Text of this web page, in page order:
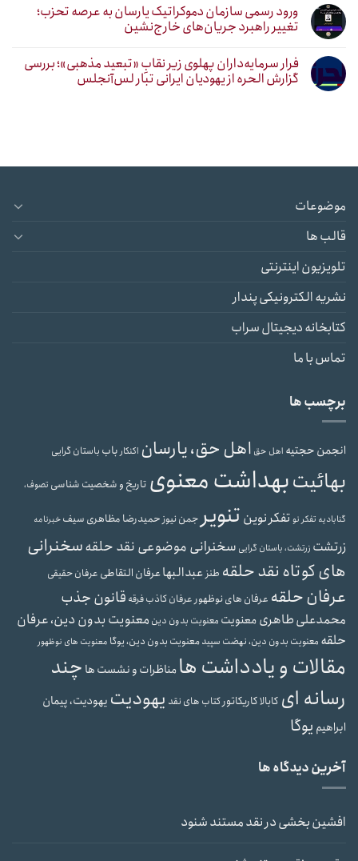
ورود رسمی سازمان دموکراتیک یارسان به عرصه تحزب؛
تغییر راهبرد جریان‌های خارج‌نشین
فرار سرمایه‌داران پهلوی زیر نقابِ «تبعید مذهبی»؛ بررسی
گزارش الحره از یهودیان ایرانی تبار لس‌آنجلس
موضوعات
قالب ها
تلویزیون اینترنتی
نشریه الکترونیکی پندار
کتابخانه دیجیتال سراب
تماس با ما
برچسب ها
انجمن حجتیه اهل حق اهل حق، یارسان اکنکارباب باستان گرایی
بهائیتبهداشت معنوی تاریخ و شخصیت شناسی تصوف،
گنابادیه تفکر نوتفکر نوین تنویرجمن نیوزحمیدرضا مظاهری سیفخبرنامه
زرتشت زرتشت، باستان گرایی سخنرانی موضوعی نقد حلقهسخنرانی
های کوتاه نقد حلقه طنزعبدالبهاعرفان التقاطی عرفان حقیقی
عرفان حلقه عرفان های نوظهورعرفان کاذبفرقه قانون جذب
محمدعلی طاهریمعنویت معنویت بدون دین معنویت بدون دین، عرفان
حلقه معنویت بدون دین، نهضت سپیدمعنویت بدون دین، یوگا معنویت های نوظهور
مقالات و یادداشت هامناظرات و نشست ها چند
رسانه ای کابالاکاریکاتورکتاب های نقد یهودیت یهودیت، پیمان
ابراهیم یوگا
آخرین دیدگاه ها
افشین بخشیدرنقد مستند شنود